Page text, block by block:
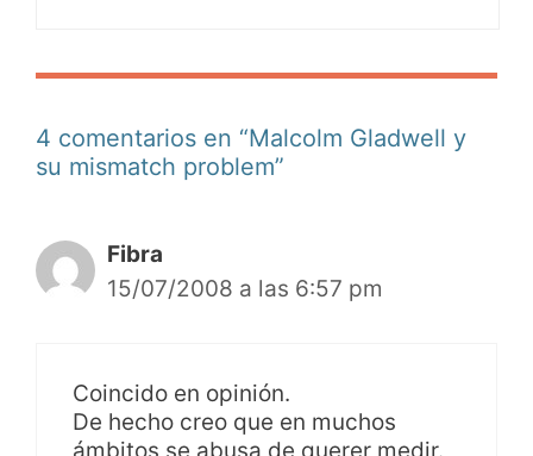
4 comentarios en “Malcolm Gladwell y
su mismatch problem”
Fibra
15/07/2008 a las 6:57 pm
Coincido en opinión.
De hecho creo que en muchos